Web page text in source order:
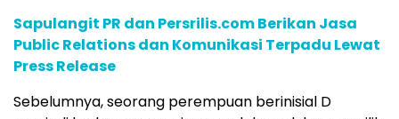
Sapulangit PR dan Persrilis.com Berikan Jasa
Public Relations dan Komunikasi Terpadu Lewat
Press Release
Sebelumnya, seorang perempuan berinisial D